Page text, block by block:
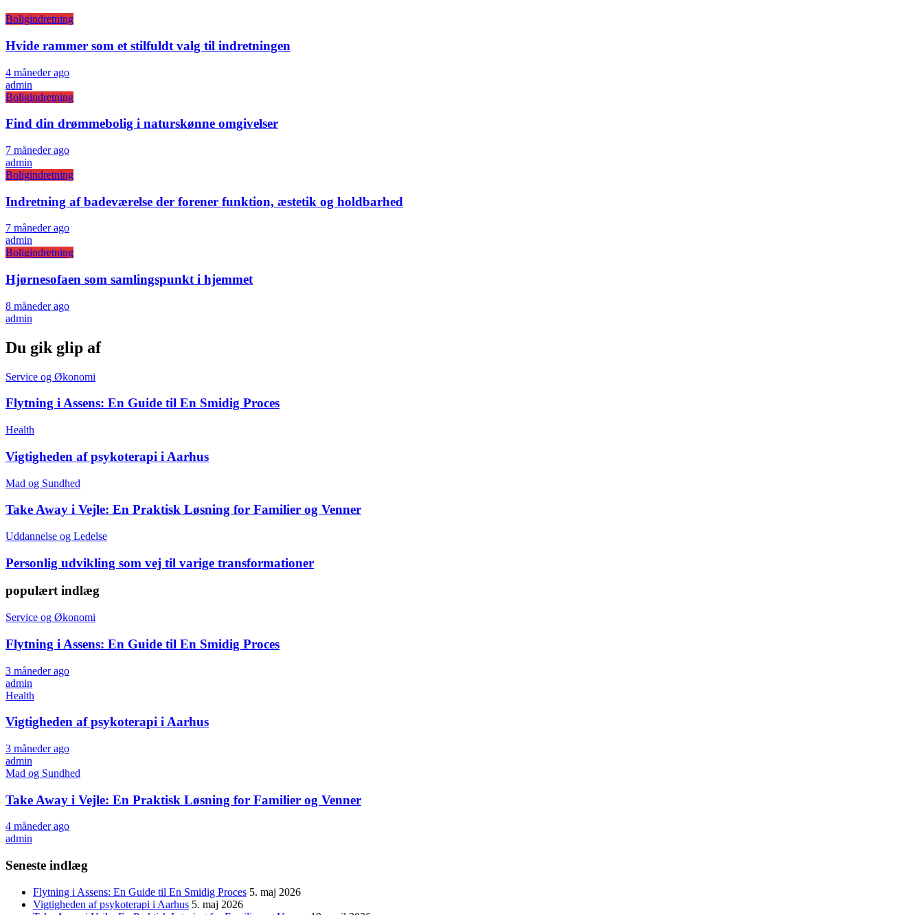
Boligindretning
Hvide rammer som et stilfuldt valg til indretningen
4 måneder ago
admin
Boligindretning
Find din drømmebolig i naturskønne omgivelser
7 måneder ago
admin
Boligindretning
Indretning af badeværelse der forener funktion, æstetik og holdbarhed
7 måneder ago
admin
Boligindretning
Hjørnesofaen som samlingspunkt i hjemmet
8 måneder ago
admin
Du gik glip af
Service og Økonomi
Flytning i Assens: En Guide til En Smidig Proces
Health
Vigtigheden af psykoterapi i Aarhus
Mad og Sundhed
Take Away i Vejle: En Praktisk Løsning for Familier og Venner
Uddannelse og Ledelse
Personlig udvikling som vej til varige transformationer
populært indlæg
Service og Økonomi
Flytning i Assens: En Guide til En Smidig Proces
3 måneder ago
admin
Health
Vigtigheden af psykoterapi i Aarhus
3 måneder ago
admin
Mad og Sundhed
Take Away i Vejle: En Praktisk Løsning for Familier og Venner
4 måneder ago
admin
Seneste indlæg
Flytning i Assens: En Guide til En Smidig Proces 5. maj 2026
Vigtigheden af psykoterapi i Aarhus 5. maj 2026